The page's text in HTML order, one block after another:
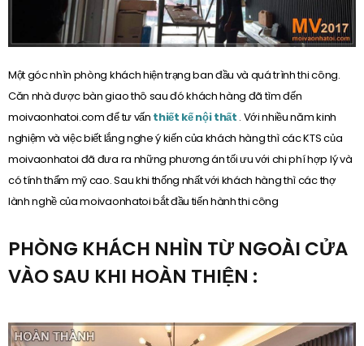
Một góc nhìn phòng khách hiện trạng ban đầu và quá trình thi công.
Căn nhà được bàn giao thô sau đó khách hàng đã tìm đến
moivaonhatoi.com để tư vấn thiết kế nội thất . Với nhiều năm kinh
nghiệm và việc biết lắng nghe ý kiến của khách hàng thì các KTS của
moivaonhatoi đã đưa ra những phương án tối ưu với chi phí hợp lý và
có tính thẩm mỹ cao. Sau khi thống nhất với khách hàng thì các thợ
lành nghề của moivaonhatoi bắt đầu tiến hành thi công
PHÒNG KHÁCH NHÌN TỪ NGOÀI CỬA
VÀO SAU KHI HOÀN THIỆN :